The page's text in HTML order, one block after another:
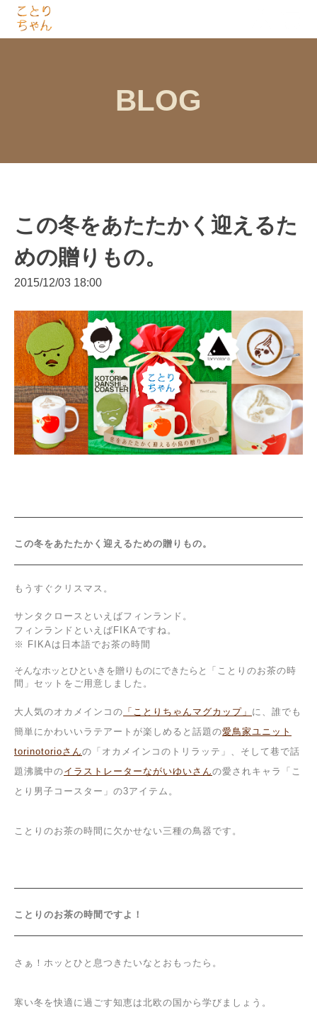
BLOG
この冬をあたたかく迎えるた
めの贈りもの。
2015/12/03 18:00
この冬をあたたかく迎えるための贈りもの。
もうすぐクリスマス。
サンタクロースといえばフィンラ ンド 。
フィンランドといえばFIKAですね。
※ FIKAは日本語でお茶の時間
そんなホッとひといきを贈りものにできたらと
「ことりのお茶の時
間」セットをご用意しました。
大人気のオカメインコの 「ことりちゃんマグカップ」 に、誰でも
簡単にかわいいラテアートが楽しめると話題の愛鳥家ユニット
torinotorioさんの「オカメインコのトリラッテ」、そして巷で話
題沸騰中のイラストレーターながいゆいさんの愛されキャラ「こ
とり男子コースター 」 の3アイテム。
ことりのお茶の時間 に欠かせない三種の鳥器です。
ことりのお茶の時間ですよ！
さぁ！ホッとひと息つきたいなとおもったら。
寒い冬を快適に過ごす知恵は北欧の国から学びましょう。